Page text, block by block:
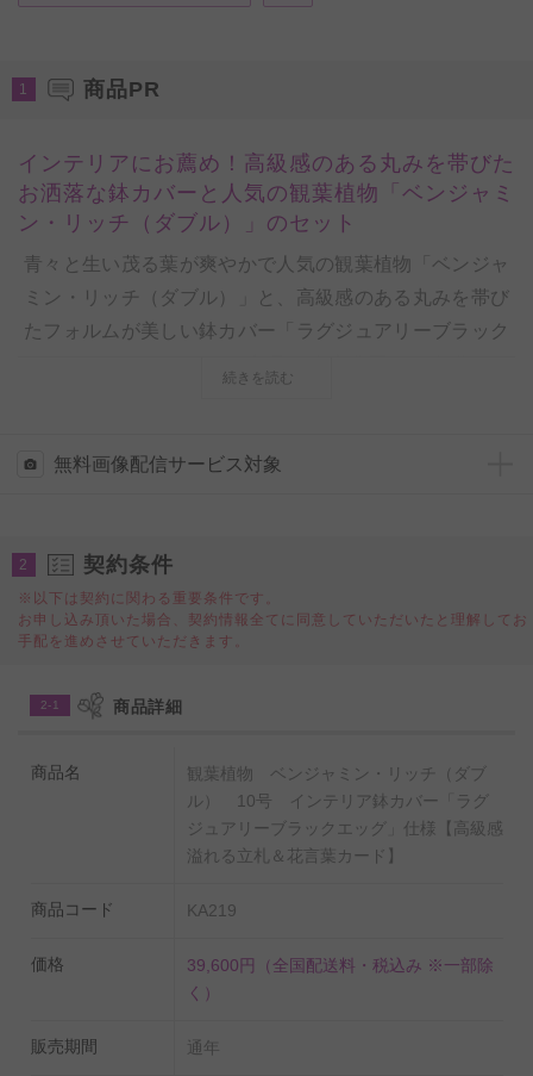
1 商品PR
インテリアにお薦め！高級感のある丸みを帯びた
お洒落な鉢カバーと人気の観葉植物「ベンジャミ
ン・リッチ（ダブル）」のセット
青々と生い茂る葉が爽やかで人気の観葉植物「ベンジャ
ミン・リッチ（ダブル）」と、高級感のある丸みを帯び
たフォルムが美しい鉢カバー「ラグジュアリーブラック
て、統一のデザインで高級感を演出するオリジナル立札
ィス、スタイリッシュなショップ、自宅リビングなど、
様々な室内空間のインテリアとして飾っていただきた
い、魅力的なデザインの鉢カバーと観葉植物のセット商
言葉カード」
高級感を演出するデザイン入りの立札（またはメッセー
ジカードとの選択可）と、植物の花言葉が記されたカー
ドが付いています。
インドから東南アジア地域原産のゴムの木の仲間で、小
振りで鮮やかな緑の葉をつける人気の観葉植物です。
続きを読む
無料画像配信サービス対象
2 契約条件
※以下は契約に関わる重要条件です。
お申し込み頂いた場合、契約情報全てに同意していただいたと理解してお
手配を進めさせていただきます。
2-1 商品詳細
商品名
観葉植物 ベンジャミン・リッチ（ダブ
ル） 10号 インテリア鉢カバー「ラグ
ジュアリーブラックエッグ」仕様【高級感
溢れる立札＆花言葉カード】
商品コード KA219
価格 39,600円
（全国配送料・税込み ※一部除
く）
販売期間 通年